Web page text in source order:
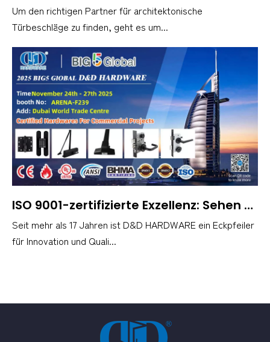
Um den richtigen Partner für architektonische
Türbeschläge zu finden, geht es um...
ISO 9001-zertifizierte Exzellenz: Sehen Sie D&D HARDWARE auf der Big 5 Global, Stand F239
Seit mehr als 17 Jahren ist D&D HARDWARE ein Eckpfeiler
für Innovation und Quali...